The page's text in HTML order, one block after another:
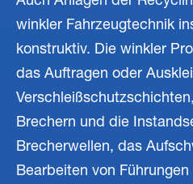
winkler Fahrzeugtechnik
konstruktiv. Die winkler
das Auftragen oder
Brechern und die
Brecherwellen, das
Bearbeiten von